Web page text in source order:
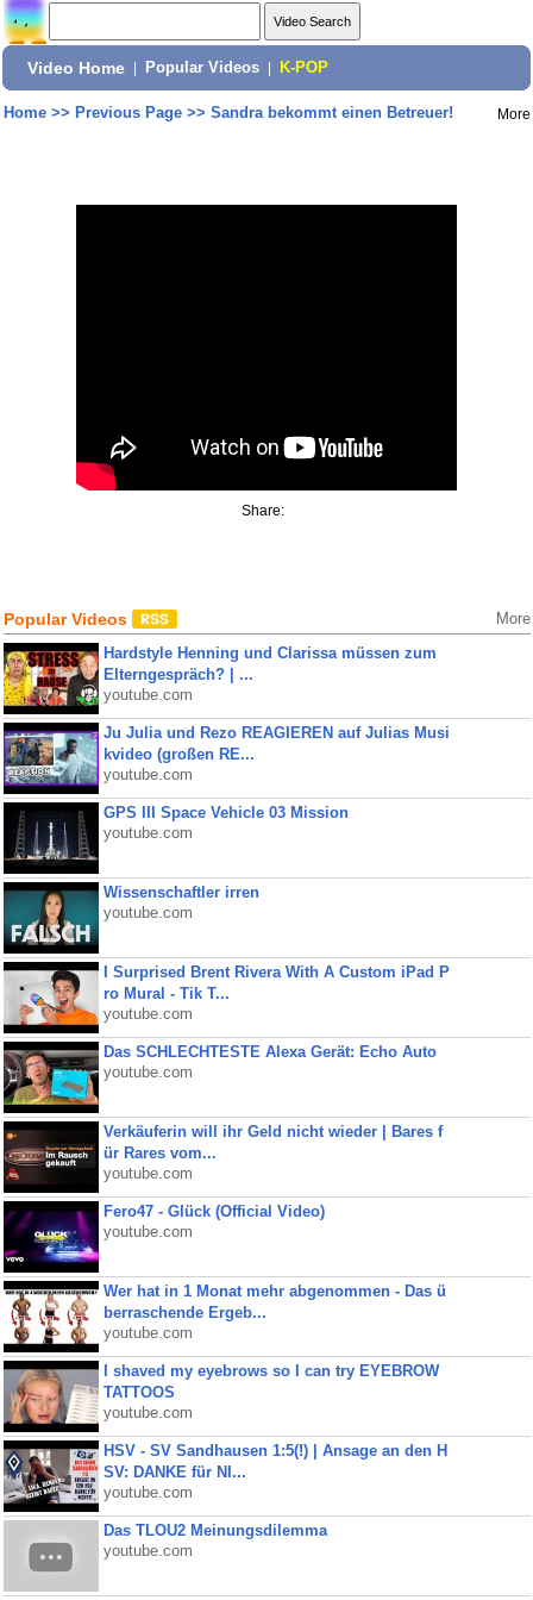
Video Home Popular Videos K-POP
Home>> Previous Page>> Sandra bekommt einen Betreuer! More
Share:
Popular Videos More
Hardstyle Henning und Clarissa müssen zum
Elterngespräch? | ...
youtube.com
Ju Julia und Rezo REAGIEREN auf Julias Musi
kvideo (großen RE...
youtube.com
GPS III Space Vehicle 03 Mission
youtube.com
Wissenschaftler irren
youtube.com
I Surprised Brent Rivera With A Custom iPad P
ro Mural - Tik T...
youtube.com
Das SCHLECHTESTE Alexa Gerät: Echo Auto
youtube.com
Verkäuferin will ihr Geld nicht wieder | Bares f
ür Rares vom...
youtube.com
Fero47 - Glück (Official Video)
youtube.com
Wer hat in 1 Monat mehr abgenommen - Das ü
berraschende Ergeb...
youtube.com
I shaved my eyebrows so I can try EYEBROW
TATTOOS
youtube.com
HSV - SV Sandhausen 1:5(!) | Ansage an den H
SV: DANKE für NI...
youtube.com
Das TLOU2 Meinungsdilemma
youtube.com